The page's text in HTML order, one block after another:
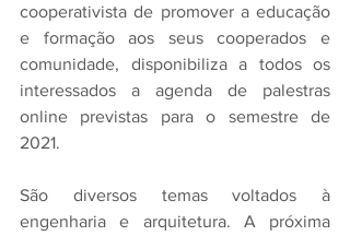
cooperativista de promover a educação
e formação aos seus cooperados e
comunidade, disponibiliza a todos os
interessados a agenda de palestras
online previstas para o semestre de
2021.
São diversos temas voltados à
engenharia e arquitetura. A próxima